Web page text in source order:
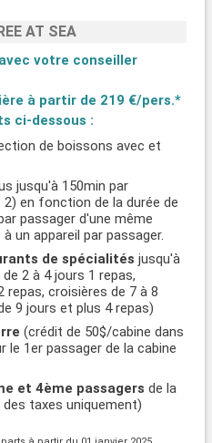
AT SEA
votre conseiller
à partir de 219 €/pers.*
ci-dessous :
de boissons avec et
jusqu'à 150min par
en fonction de la durée de
passager d'une même
un appareil par passager.
de spécialités jusqu'à
2 à 4 jours 1 repas,
repas, croisières de 7 à 8
9 jours et plus 4 repas)
(crédit de 50$/cabine dans
le 1er passager de la cabine
et 4ème passagers de la
taxes uniquement)